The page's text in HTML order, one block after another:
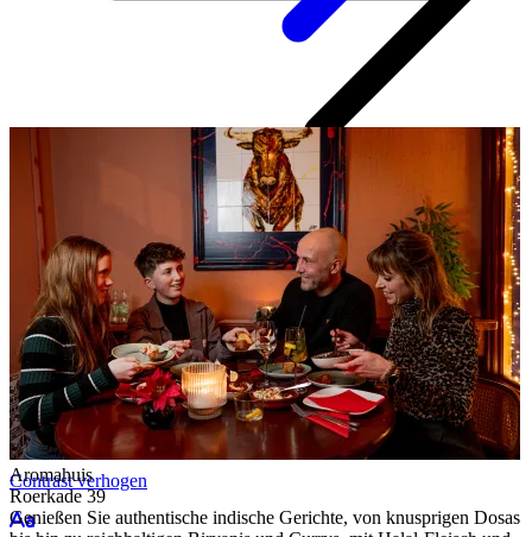
Parken
Praktische Informationen
Übernachtungen
Hotels
Bed en Breakfast
Campingplätze
Alle Hotels und B&Bs
Contrastverhogen
Aromahuis
Roerkade 39
Genießen Sie authentische indische Gerichte, von knusprigen Dosas